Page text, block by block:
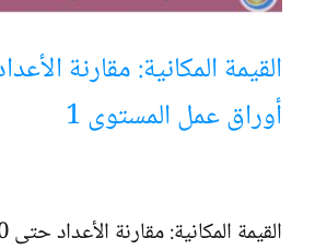
أنواع الموارد
الألعاب التفاعلية
أوراق عمل المستوى 1